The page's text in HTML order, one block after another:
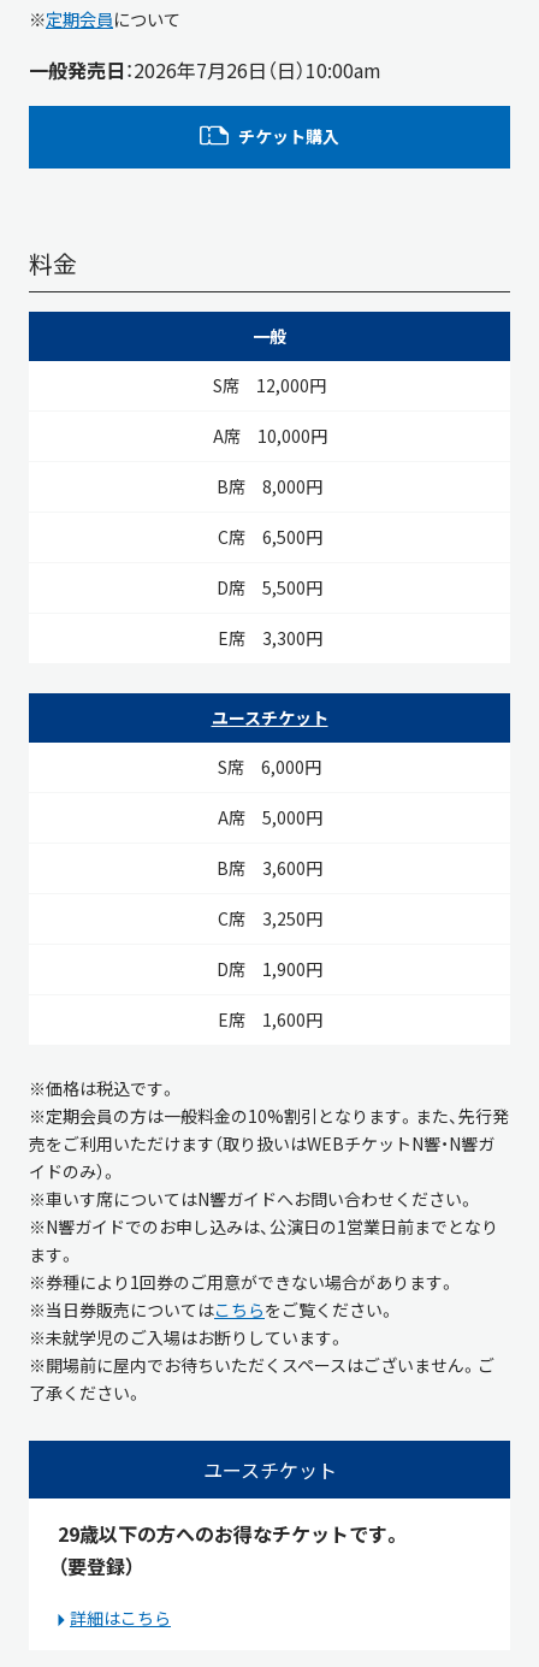
※定期会員について
一般発売日：2026年7月26日（日）10:00am
チケット購入
料金
一般
12,000円
10,000円
8,000円
6,500円
5,500円
3,300円
ユースチケット
6,000円
5,000円
3,600円
3,250円
1,900円
1,600円
※価格は税込です。
※定期会員の方は一般料金の10%割引となります。また、先行発
売をご利用いただけます（取り扱いはWEBチケットN響・N響ガ
イドのみ）。
※車いす席についてはN響ガイドへお問い合わせください。
※N響ガイドでのお申し込みは、公演日の1営業日前までとなり
ます。
※券種により1回券のご用意ができない場合があります。
※当日券販売についてはこちらをご覧ください。
※未就学児のご入場はお断りしています。
※開場前に屋内でお待ちいただくスペースはございません。ご
了承ください。
ユースチケット
29歳以下の方へのお得なチケットです。
（要登録）
詳細はこちら